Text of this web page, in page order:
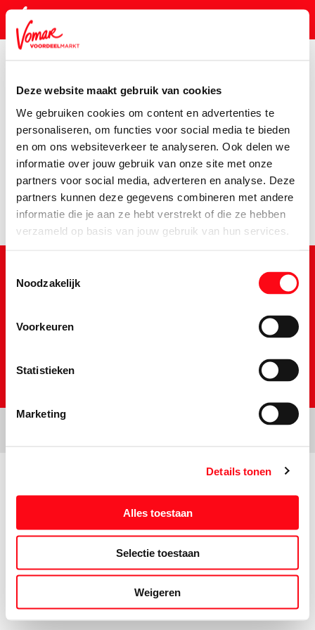
Deze website maakt gebruik van cookies
We gebruiken cookies om content en advertenties te
personaliseren, om functies voor social media te bieden
en om ons websiteverkeer te analyseren. Ook delen we
informatie over jouw gebruik van onze site met onze
partners voor social media, adverteren en analyse. Deze
partners kunnen deze gegevens combineren met andere
informatie die je aan ze hebt verstrekt of die ze hebben
verzameld op basis van jouw gebruik van hun services.
Noodzakelijk
Voorkeuren
Statistieken
Marketing
Details tonen
Alles toestaan
Selectie toestaan
Weigeren
KIK-kaart
Pincode vergeten
Persoonlijk KIK-account
Assortiment Voorraadkast Barebells-Fast-Food-
Er is een fout opgetreden
We hebben het product niet kunnen vinden.
Prijs- en tekstwijzigingen onder voorbehoud. Aanbiedingen op deze